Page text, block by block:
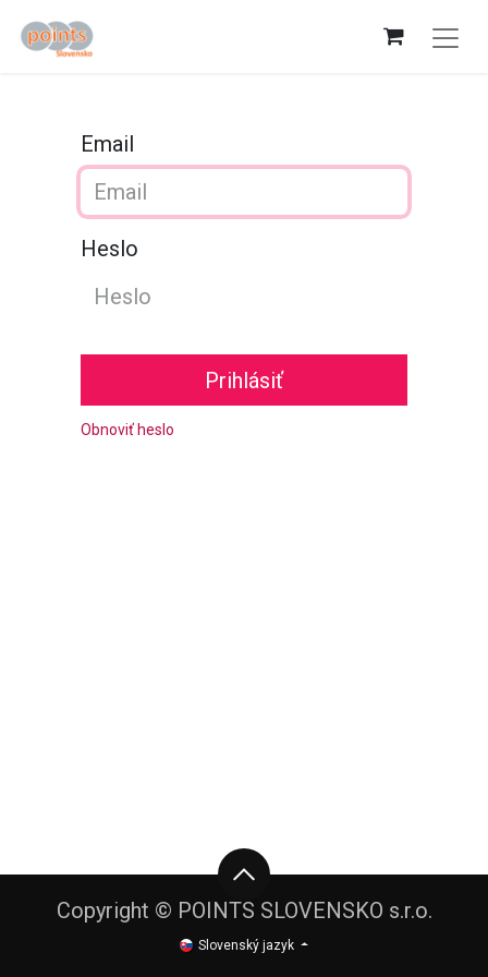
Email
Heslo
Prihlásiť
Obnoviť heslo
Copyright © POINTS SLOVENSKO s.r.o.
Slovenský jazyk